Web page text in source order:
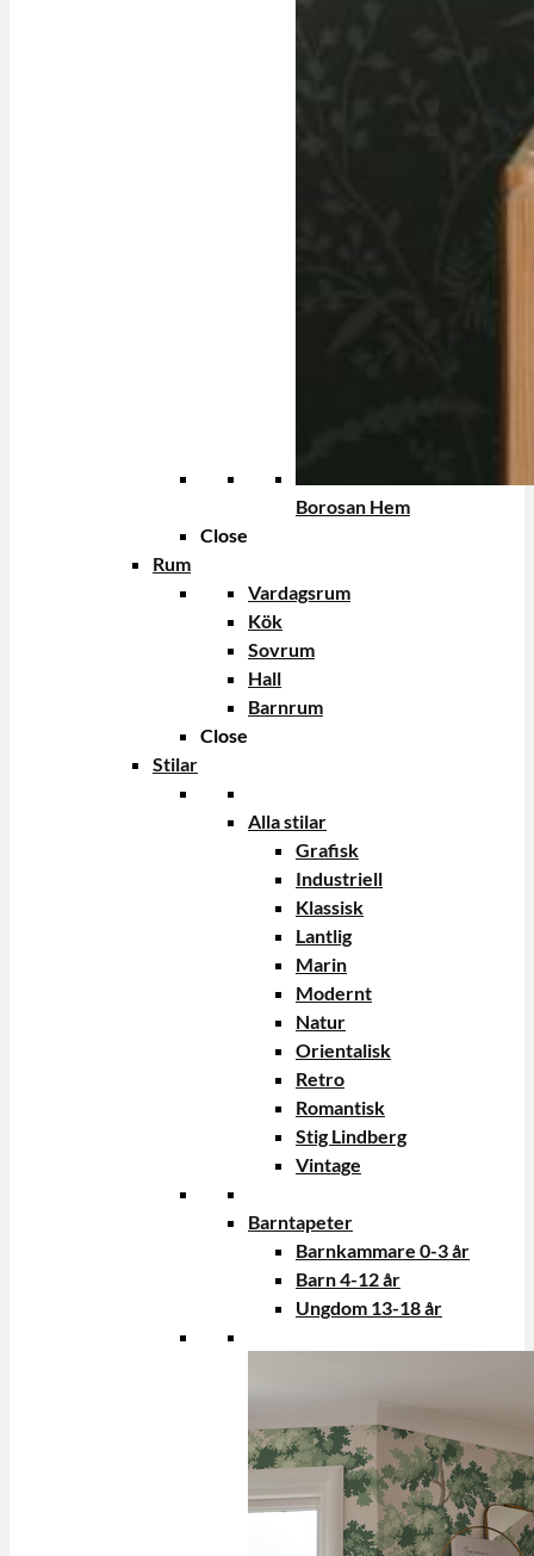
Borosan Hem
Close
Rum
Vardagsrum
Kök
Sovrum
Hall
Barnrum
Close
Stilar
Alla stilar
Grafisk
Industriell
Klassisk
Lantlig
Marin
Modernt
Natur
Orientalisk
Retro
Romantisk
Stig Lindberg
Vintage
Barntapeter
Barnkammare 0-3 år
Barn 4-12 år
Ungdom 13-18 år